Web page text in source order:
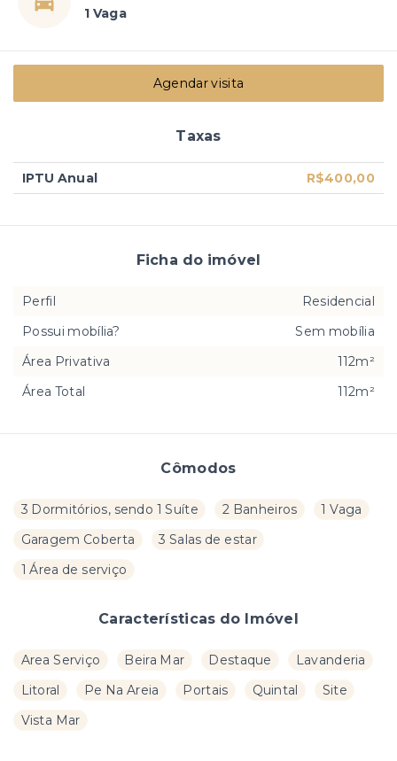
1 Vaga
Cômodos
3 Dormitórios, sendo 1 Suíte 2 Banheiros
1 Vaga
Garagem Coberta
3 Salas de estar
1 Área de serviço
Características do Imóvel
Area Serviço Beira Mar Destaque
Lavanderia
Litoral
Pe Na Areia Portais Quintal
Site
Vista Mar
Agendar visita
Taxas
IPTU Anual R$400,00
Ficha do imóvel
Perfil
Residencial
Possui mobília?
Sem mobília
Área Privativa
112m²
Área Total
112m²